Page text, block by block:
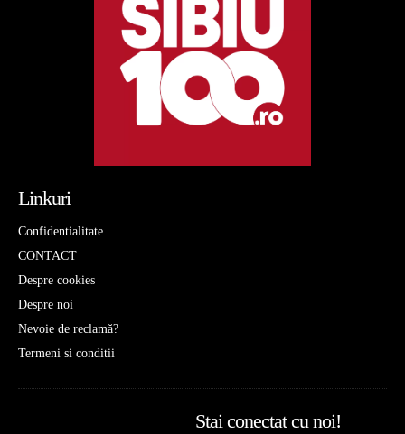
Linkuri
Confidentialitate
CONTACT
Despre cookies
Despre noi
Nevoie de reclamă?
Termeni si conditii
Stai conectat cu noi!